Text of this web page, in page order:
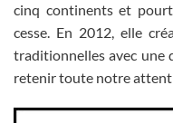
cinq continents et
cesse. En 2012, elle
traditionnelles avec une
retenir toute notre